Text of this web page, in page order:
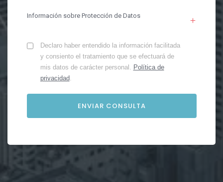
Información sobre Protección de Datos
Declaro haber entendido la información facilitada
y consiento el tratamiento que se efectuará de
mis datos de carácter personal. Política de
privacidad.